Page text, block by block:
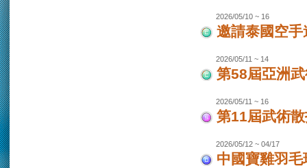
2026/05/10 ~ 16
邀請泰國空
2026/05/11 ~ 14
第58屆亞洲
2026/05/11 ~ 16
第11屆武術
2026/05/12 ~ 04/17
中國寶雞羽